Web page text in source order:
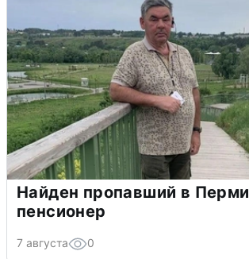
Найден пропавший в Перми
пенсионер
7 августа 0